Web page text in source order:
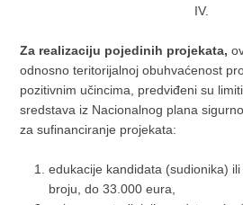
IV.
Za realizaciju pojedinih projekata,
odnosno teritorijalnoj obuhvaćenost
pozitivnim učincima, predviđeni su
sredstava iz Nacionalnog plana
za sufinanciranje projekata:
edukacije kandidata (sudionika)
broju, do 33.000 eura,